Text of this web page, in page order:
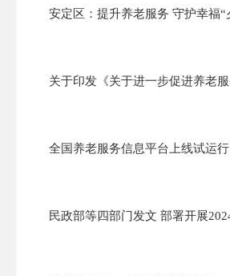
全国养老服务信息平台上线试运行